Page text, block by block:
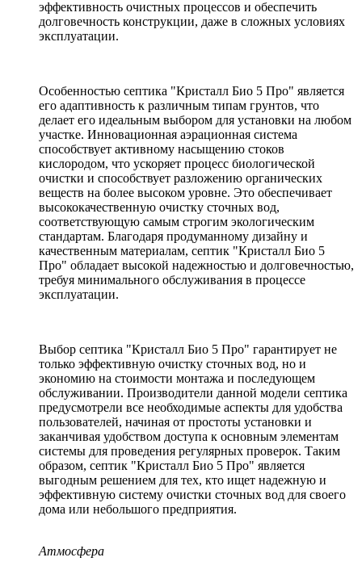
эффективность очистных процессов и обеспечить
долговечность конструкции, даже в сложных условиях
эксплуатации.
Особенностью септика "Кристалл Био 5 Про" является
его адаптивность к различным типам грунтов, что
делает его идеальным выбором для установки на любом
участке. Инновационная аэрационная система
способствует активному насыщению стоков
кислородом, что ускоряет процесс биологической
очистки и способствует разложению органических
веществ на более высоком уровне. Это обеспечивает
высококачественную очистку сточных вод,
соответствующую самым строгим экологическим
стандартам. Благодаря продуманному дизайну и
качественным материалам, септик "Кристалл Био 5
Про" обладает высокой надежностью и долговечностью,
требуя минимального обслуживания в процессе
эксплуатации.
Выбор септика "Кристалл Био 5 Про" гарантирует не
только эффективную очистку сточных вод, но и
экономию на стоимости монтажа и последующем
обслуживании. Производители данной модели септика
предусмотрели все необходимые аспекты для удобства
пользователей, начиная от простоты установки и
заканчивая удобством доступа к основным элементам
системы для проведения регулярных проверок. Таким
образом, септик "Кристалл Био 5 Про" является
выгодным решением для тех, кто ищет надежную и
эффективную систему очистки сточных вод для своего
дома или небольшого предприятия.
Атмосфера